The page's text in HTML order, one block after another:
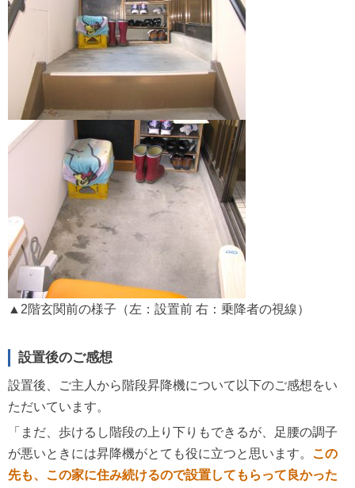
▲2階玄関前の様子（左：設置前 右：乗降者の視線）
設置後のご感想
設置後、ご主人から階段昇降機について以下のご感想をい
ただいています。
「まだ、歩けるし階段の上り下りもできるが、足腰の調子
が悪いときには昇降機がとても役に立つと思います。 この
先も、この家に住み続けるので設置してもらって良かった